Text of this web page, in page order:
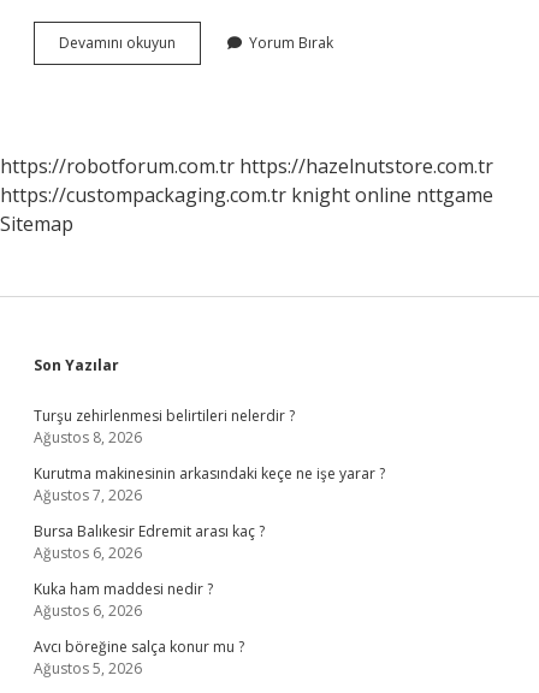
Devamını okuyun
Zam
Yorum Bırak
https://robotforum.com.tr https://hazelnutstore.com.tr
https://custompackaging.com.tr knight online nttgame
Sitemap
Sidebar
Son Yazılar
Turşu zehirlenmesi belirtileri nelerdir ?
Ağustos 8, 2026
Kurutma makinesinin arkasındaki keçe ne işe yarar ?
Ağustos 7, 2026
Bursa Balıkesir Edremit arası kaç ?
Ağustos 6, 2026
Kuka ham maddesi nedir ?
Ağustos 6, 2026
Avcı böreğine salça konur mu ?
Ağustos 5, 2026